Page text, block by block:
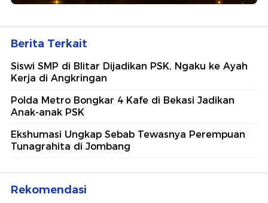
Berita Terkait
Siswi SMP di Blitar Dijadikan PSK, Ngaku ke Ayah
Kerja di Angkringan
Polda Metro Bongkar 4 Kafe di Bekasi Jadikan
Anak-anak PSK
Ekshumasi Ungkap Sebab Tewasnya Perempuan
Tunagrahita di Jombang
Rekomendasi